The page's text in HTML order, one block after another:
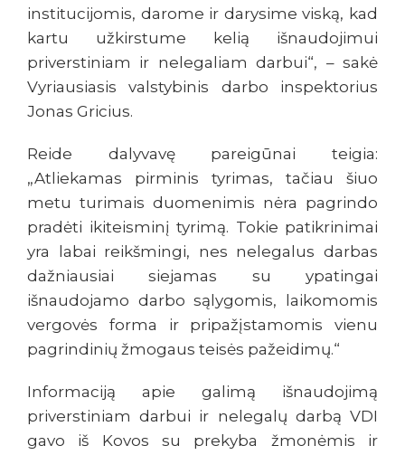
institucijomis, darome ir darysime viską, kad
kartu užkirstume kelią išnaudojimui
priverstiniam ir nelegaliam darbui“, – sakė
Vyriausiasis valstybinis darbo inspektorius
Jonas Gricius.
Reide dalyvavę pareigūnai teigia:
„Atliekamas pirminis tyrimas, tačiau šiuo
metu turimais duomenimis nėra pagrindo
pradėti ikiteisminį tyrimą. Tokie patikrinimai
yra labai reikšmingi, nes nelegalus darbas
dažniausiai siejamas su ypatingai
išnaudojamo darbo sąlygomis, laikomomis
vergovės forma ir pripažįstamomis vienu
pagrindinių žmogaus teisės pažeidimų.“
Informaciją apie galimą išnaudojimą
priverstiniam darbui ir nelegalų darbą VDI
gavo iš Kovos su prekyba žmonėmis ir